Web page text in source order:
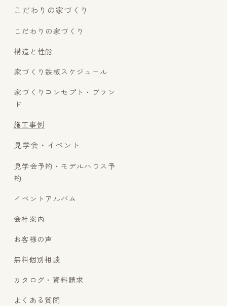
こだわりの家づくり
こだわりの家づくり
構造と性能
家づくり鉄板スケジュール
家づくりコンセプト・ブラン
ド
施工事例
見学会・イベント
見学会予約・モデルハウス予
約
イベントアルバム
会社案内
無料個別相談
カタログ・資料請求
お客様の声
よくある質問